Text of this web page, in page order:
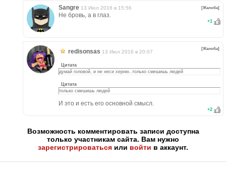
Sangre 13 Июл 2016 в 15:56 [Жалоба]
Не бровь, а в глаз.
+1
redisonsas 13 Июл 2016 в 20:07
[Жалоба]
Цитата
думай головой, и не неси херню..только смешишь людей
Цитата
только смешишь людей
И это и есть его основной смысл.
+2
Возможность комментировать записи доступна
только участникам сайта. Вам нужно
зарегистрироваться или войти в аккаунт.